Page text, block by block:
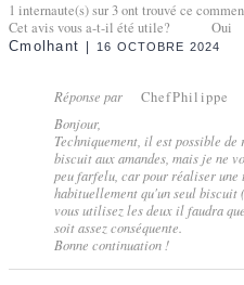
1 internaute(s) sur3ont trouvé ce
Cet avis vous a-t-il été utile?
Oui
Cmolhant 16 OCTOBRE 2024
Réponse par ChefPhilippe
Bonjour,
Techniquement, il est possible
biscuit aux amandes, mais je ne
peu farfelu, car pour réaliser une
habituellement qu'un seul biscuit
vous utilisez les deux il faudra
soit assez conséquente.
Bonne continuation !